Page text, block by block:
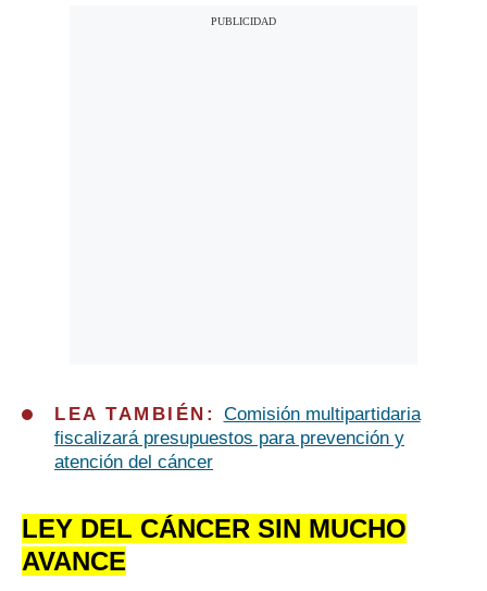
LEA TAMBIÉN: Comisión multipartidaria
fiscalizará presupuestos para prevención y
atención del cáncer
LEY DEL CÁNCER SIN MUCHO
AVANCE